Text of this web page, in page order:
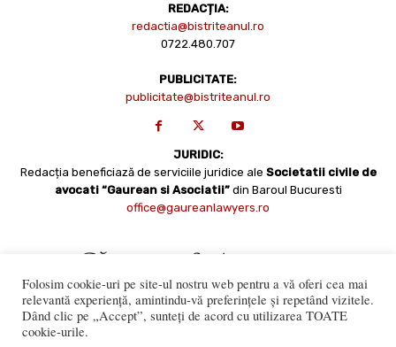
REDACȚIA:
redactia@bistriteanul.ro
0722.480.707
PUBLICITATE:
publicitate@bistriteanul.ro
JURIDIC:
Redacția beneficiază de serviciile juridice ale Societatii civile de
avocati “Gaurean si Asociatii” din Baroul Bucuresti
office@gaureanlawyers.ro
Folosim cookie-uri pe site-ul nostru web pentru a vă oferi cea mai
relevantă experiență, amintindu-vă preferințele și repetând vizitele.
Dând clic pe „Accept”, sunteți de acord cu utilizarea TOATE
cookie-urile.